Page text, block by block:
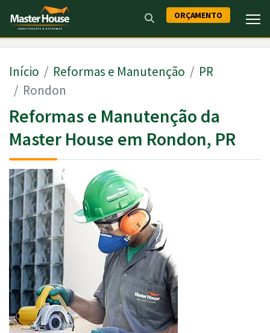
ORÇAMENTO
Início Reformas e Manutenção
PR
Rondon
Reformas e Manutenção da
Master House em Rondon, PR